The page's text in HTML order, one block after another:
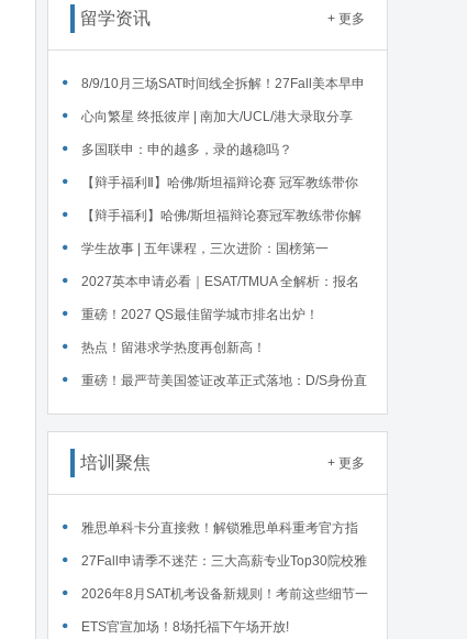
留学资讯 + 更多
‌8/9/10月三场SAT时间线全拆解！27Fall美本早申
时间线盘点～
心向繁星 终抵彼岸 | 南加大/UCL/港大录取分享
多国联申：申的越多，录的越稳吗？
【辩手福利Ⅱ】哈佛/斯坦福辩论赛 冠军教练带你
解读WSDA全国赛Junior即兴辩论第二轮备稿辩题
【辩手福利】哈佛/斯坦福辩论赛冠军教练带你解
读WSDA全国赛Junior即兴辩论第一轮备稿辩题
学生故事 | 五年课程，三次进阶：国榜第一
Serena在英锐的修炼
2027英本申请必看｜ESAT/TMUA 全解析：报名
时间、题型、对应专业、报考注意
重磅！2027 QS最佳留学城市排名出炉！
热点！留港求学热度再创新高！
重磅！最严苛美国签证改革正式落地：D/S身份直
接废除，F1学签最长4年封顶 ... ...
培训聚焦 + 更多
雅思单科卡分直接救！解锁雅思单科重考官方指
南！
27Fall申请季不迷茫：三大高薪专业Top30院校雅
思要求汇总！
2026年8月SAT机考设备新规则！考前这些细节一
定要核对～
ETS官宣加场！8场托福下午场开放!